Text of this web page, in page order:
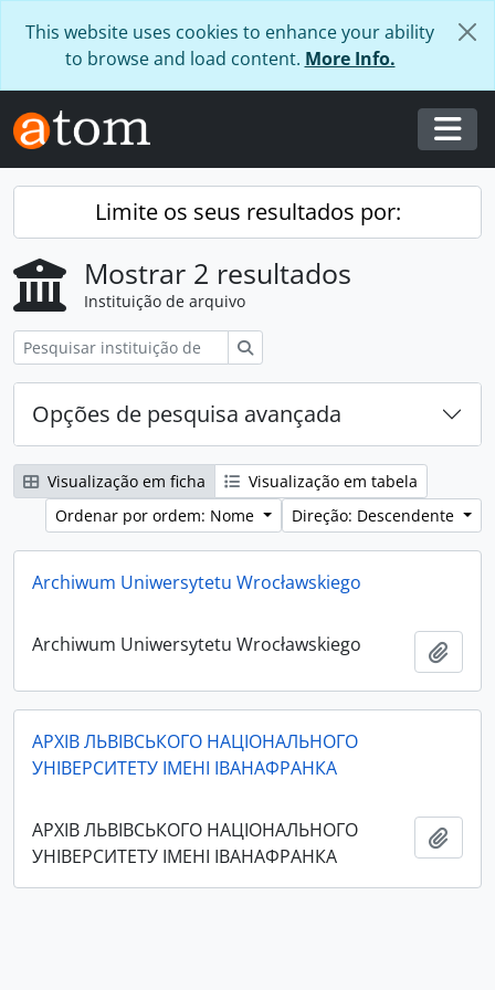
This website uses cookies to enhance your ability
to browse and load content. More Info.
Limite os seus resultados por:
Mostrar 2 resultados
Instituição de arquivo
Opções de pesquisa avançada
Visualização em ficha
Visualização em tabela
Ordenar por ordem: Nome
Direção: Descendente
Archiwum Uniwersytetu Wrocławskiego
Archiwum Uniwersytetu Wrocławskiego
АРХІВ ЛЬВІВСЬКОГО НАЦІОНАЛЬНОГО
УНІВЕРСИТЕТУ ІМЕНІ ІВАНАФРАНКА
АРХІВ ЛЬВІВСЬКОГО НАЦІОНАЛЬНОГО
УНІВЕРСИТЕТУ ІМЕНІ ІВАНАФРАНКА